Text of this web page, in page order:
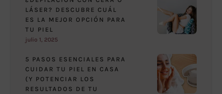
LÁSER? DESCUBRE CUÁL
ES LA MEJOR OPCIÓN PARA
TU PIEL
julio 1, 2025
5 PASOS ESENCIALES PARA
CUIDAR TU PIEL EN CASA
(Y POTENCIAR LOS
RESULTADOS DE TU